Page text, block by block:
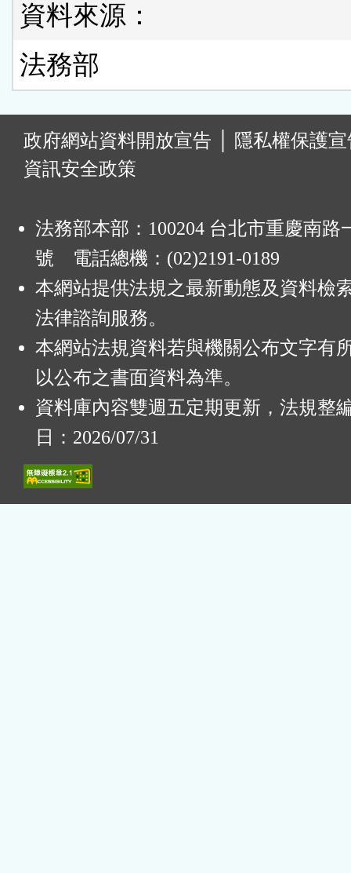
資料來源：
法務部
政府網站資料開放宣告
隱私權保護
資訊安全政策
法務部本部：100204 台北市重慶南路
號 電話總機：(02)2191-0189
本網站提供法規之最新動態及資料檢
法律諮詢服務。
本網站法規資料若與機關公布文字有
以公布之書面資料為準。
資料庫內容雙週五定期更新，法規整
日：2026/07/31